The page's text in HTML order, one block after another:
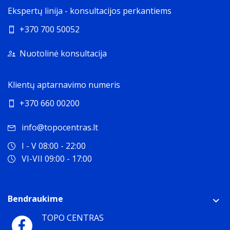
Ekspertų linija - konsultacijos perkantiems
+370 700 50052
Nuotolinė konsultacija
Klientų aptarnavimo numeris
+370 660 00200
info@topocentras.lt
I - V 08:00 - 22:00
VI-VII 09:00 - 17:00
Bendraukime
TOPO CENTRAS